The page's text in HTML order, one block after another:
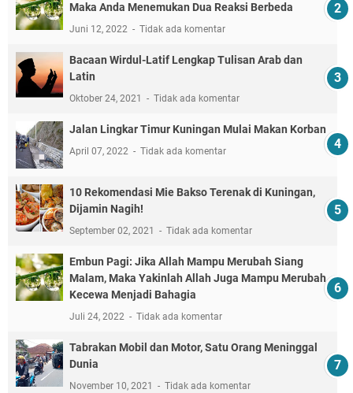
Maka Anda Menemukan Dua Reaksi Berbeda
Juni 12, 2022 Tidak ada komentar
Bacaan Wirdul-Latif Lengkap Tulisan Arab dan
Latin
Oktober 24, 2021 Tidak ada komentar
Jalan Lingkar Timur Kuningan Mulai Makan Korban
April 07, 2022 Tidak ada komentar
10 Rekomendasi Mie Bakso Terenak di Kuningan,
Dijamin Nagih!
September 02, 2021 Tidak ada komentar
Embun Pagi: Jika Allah Mampu Merubah Siang
Malam, Maka Yakinlah Allah Juga Mampu Merubah
Kecewa Menjadi Bahagia
Juli 24, 2022 Tidak ada komentar
Tabrakan Mobil dan Motor, Satu Orang Meninggal
Dunia
November 10, 2021 Tidak ada komentar